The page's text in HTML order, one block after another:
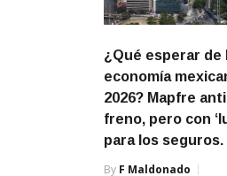
¿Qué esperar de
economía
2026? Mapfre
freno, pero con
para los seguros.
By F Maldonado